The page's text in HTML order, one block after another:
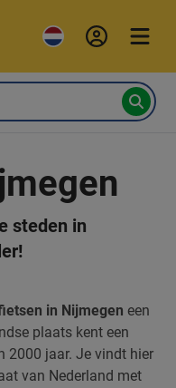
steden in
in Nijmegen een
plaats kent een
2000 jaar. Je vindt hier
van Nederland met